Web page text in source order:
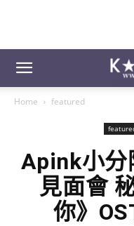
Home featured
Apink小分
見面會
你》